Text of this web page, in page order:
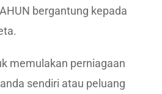
bergantung kepada
memulakan perniagaan
sendiri atau peluang